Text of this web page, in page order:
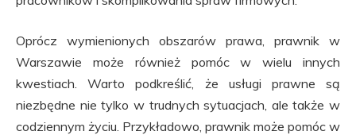
Oprócz wymienionych obszarów prawa, prawnik w
Warszawie może również pomóc w wielu innych
kwestiach. Warto podkreślić, że usługi prawne są
niezbędne nie tylko w trudnych sytuacjach, ale także w
codziennym życiu. Przykładowo, prawnik może pomóc w